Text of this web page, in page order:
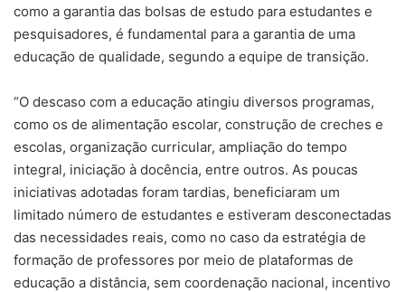
como a garantia das bolsas de estudo para estudantes e
pesquisadores, é fundamental para a garantia de uma
educação de qualidade, segundo a equipe de transição.
“O descaso com a educação atingiu diversos programas,
como os de alimentação escolar, construção de creches e
escolas, organização curricular, ampliação do tempo
integral, iniciação à docência, entre outros. As poucas
iniciativas adotadas foram tardias, beneficiaram um
limitado número de estudantes e estiveram desconectadas
das necessidades reais, como no caso da estratégia de
formação de professores por meio de plataformas de
educação a distância, sem coordenação nacional, incentivo